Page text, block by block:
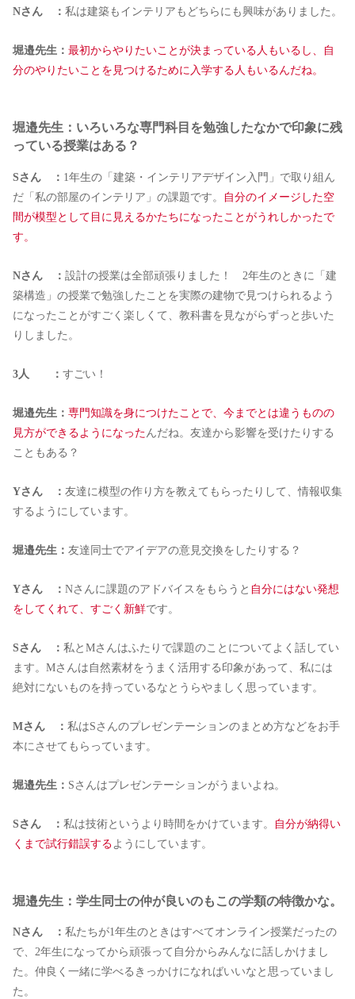
Nさん ： 私は建築もインテリアもどちらにも興味がありました。
堀邉先生： 最初からやりたいことが決まっている人もいるし、自
分のやりたいことを見つけるために入学する人もいるんだね。
堀邉先生：いろいろな専門科目を勉強したなかで印象に残
っている授業はある？
Sさん ： 1年生の「建築・インテリアデザイン入門」で取り組ん
だ「私の部屋のインテリア」の課題です。
自分のイメージした空
間が模型として目に見えるかたちになったことがうれしかったで
す。
Nさん ： 設計の授業は全部頑張りました！ 2年生のときに「建
築構造」の授業で勉強したことを実際の建物で見つけられるよう
になったことがすごく楽しくて、教科書を見ながらずっと歩いた
りしました。
3人 ： すごい！
堀邉先生： 専門知識を身につけたことで、今までとは違うものの
見方ができるようになったんだね。友達から影響を受けたりする
こともある？
Yさん ： 友達に模型の作り方を教えてもらったりして、情報収集
するようにしています。
堀邉先生： 友達同士でアイデアの意見交換をしたりする？
Yさん ： Nさんに課題のアドバイスをもらうと 自分にはない発想
をしてくれて、すごく新鮮です。
Sさん ： 私とMさんはふたりで課題のことについてよく話してい
ます。Mさんは自然素材をうまく活用する印象があって、私には
絶対にないものを持っているなとうらやましく思っています。
Mさん ： 私はSさんのプレゼンテーションのまとめ方などをお手
本にさせてもらっています。
堀邉先生： Sさんはプレゼンテーションがうまいよね。
Sさん ： 私は技術というより時間をかけています。
自分が納得い
くまで試行錯誤するようにしています。
堀邉先生：学生同士の仲が良いのもこの学類の特徴かな。
Nさん ： 私たちが1年生のときはすべてオンライン授業だったの
で、2年生になってから頑張って自分からみんなに話しかけまし
た。仲良く一緒に学べるきっかけになればいいなと思っていまし
た。